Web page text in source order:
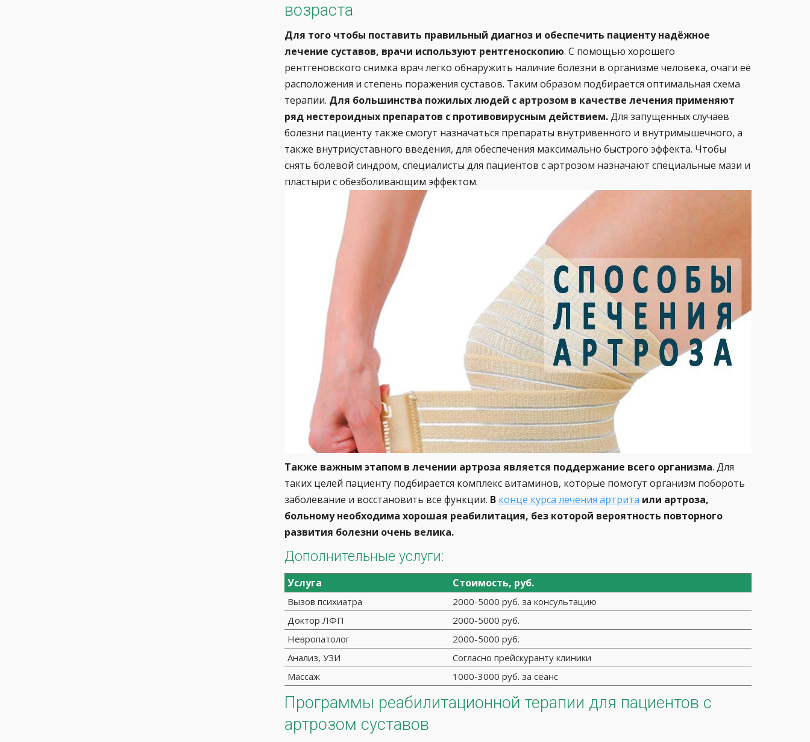
возраста
Для того чтобы поставить правильный диагноз и обеспечить пациенту надёжное
лечение суставов, врачи используют рентгеноскопию. С помощью хорошего
рентгеновского снимка врач легко обнаружить наличие болезни в организме человека, очаги её
расположения и степень поражения суставов. Таким образом подбирается оптимальная схема
терапии. Для большинства пожилых людей с артрозом в качестве лечения применяют
ряд нестероидных препаратов с противовирусным действием.Для запущенных случаев
болезни пациенту также смогут назначаться препараты внутривенного и внутримышечного, а
также внутрисуставного введения, для обеспечения максимально быстрого эффекта. Чтобы
снять болевой синдром, специалисты для пациентов с артрозом назначают специальные мази и
пластыри с обезболивающим эффектом.
Также важным этапом в лечении артроза является поддержание всего организма. Для
таких целей пациенту подбирается комплекс витаминов, которые помогут организм побороть
заболевание и восстановить все функции. В конце курса лечения артрита или артроза,
больному необходима хорошая реабилитация, без которой вероятность повторного
развития болезни очень велика.
Дополнительные услуги:
Услуга Стоимость, руб.
Вызов психиатра
2000-5000 руб. за консультацию
Доктор ЛФП
2000-5000 руб.
Невропатолог
2000-5000 руб.
Анализ, УЗИ
Согласно прейскуранту клиники
Массаж
1000-3000 руб. за сеанс
Программы реабилитационной терапии для пациентов с
артрозом суставов